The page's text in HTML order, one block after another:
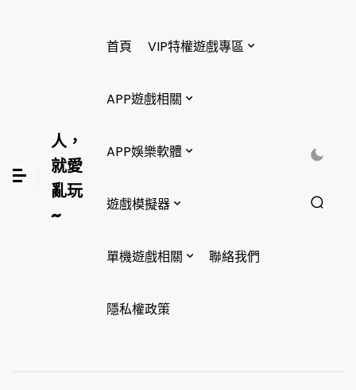
人，
就愛
亂玩
~
首頁 VIP特權遊戲專區
APP遊戲相關
APP娛樂軟體
遊戲模擬器
單機遊戲相關 聯絡我們
隱私權政策